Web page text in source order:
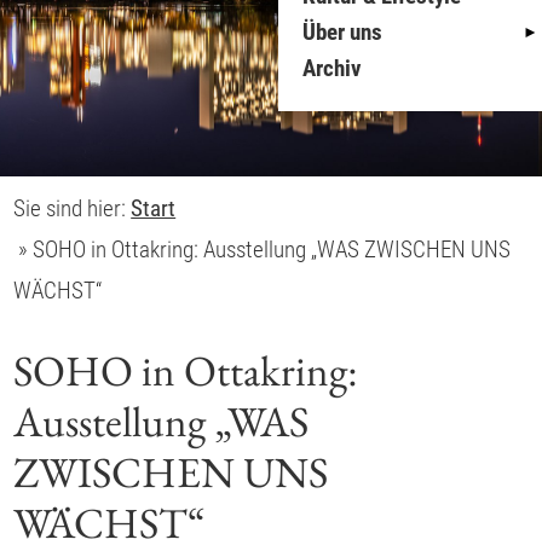
Über uns
Archiv
Sie sind hier:Start
» SOHO in Ottakring: Ausstellung „WAS ZWISCHEN UNS
WÄCHST“
SOHO in Ottakring:
Ausstellung „WAS
ZWISCHEN UNS
WÄCHST“